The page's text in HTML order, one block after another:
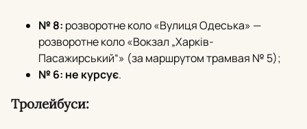
№ 8: розворотне коло «Вулиця Одеська» —
розворотне коло «Вокзал „Харків-
Пасажирський“» (за маршрутом трамвая № 5);
№ 6: не курсує.
Тролейбуси: